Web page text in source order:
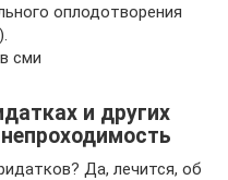
оплодотворения
сми
и других
Да, лечится, об